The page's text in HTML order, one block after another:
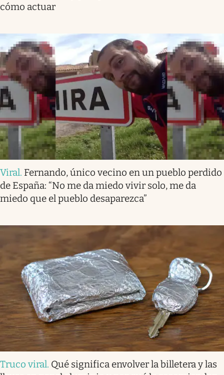
cómo actuar
Viral. Fernando, único vecino en un pueblo perdido
de España: “No me da miedo vivir solo, me da
miedo que el pueblo desaparezca”
Truco viral. Qué significa envolver la billetera y las